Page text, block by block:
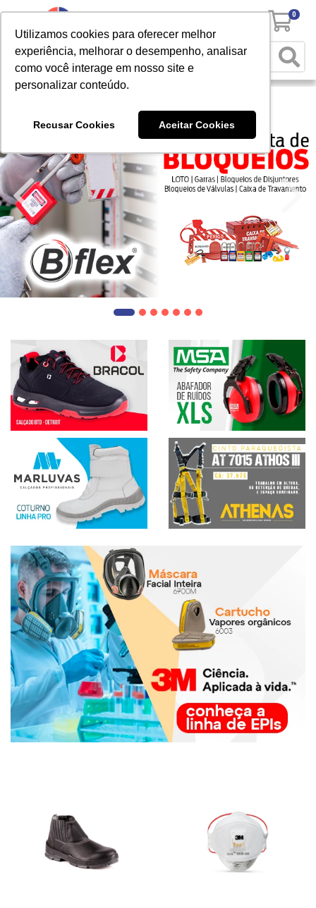
Utilizamos cookies para oferecer melhor
experiência, melhorar o desempenho, analisar
como você interage em nosso site e
personalizar conteúdo.
Recusar Cookies Aceitar Cookies
0